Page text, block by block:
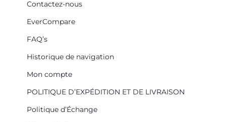
Contactez-nous
EverCompare
FAQ’s
Historique de navigation
Mon compte
POLITIQUE D’EXPÉDITION ET DE LIVRAISON
Politique d’Échange